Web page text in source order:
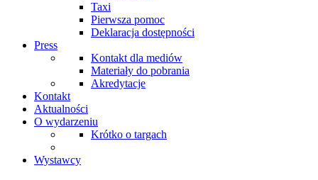
Taxi
Pierwsza pomoc
Deklaracja dostępności
Press
Kontakt dla mediów
Materiały do pobrania
Akredytacje
Kontakt
Aktualności
O wydarzeniu
Krótko o targach
Wystawcy